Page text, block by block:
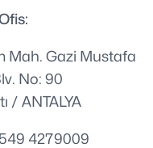
Mah. Gazi Mustafa
No: 90
/ ANTALYA
4279009